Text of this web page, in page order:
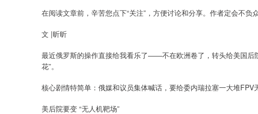
在阅读文章前，辛苦您点下“关注”，方便讨论和分享。作者定会不负
文 |昕昕
最近俄罗斯的操作直接给我看乐了——不在欧洲卷了，转头给美国后
花”。
核心剧情特简单：俄媒和议员集体喊话，要给委内瑞拉塞一大堆FPV
美后院要变 “无人机靶场”